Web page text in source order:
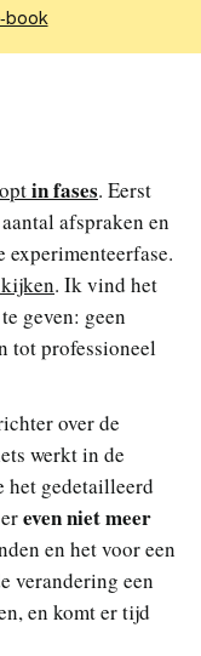
in fases. Eerst
afspraken en
experimenteerfase.
. Ik vind het
geven: geen
tot professioneel
over de
werkt in de
het gedetailleerd
even niet meer
en het voor een
verandering een
en komt er tijd